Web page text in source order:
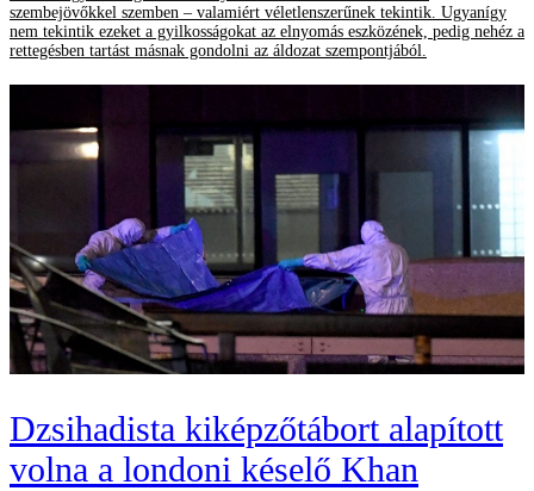
szembejövőkkel szemben – valamiért véletlenszerűnek tekintik. Ugyanígy
nem tekintik ezeket a gyilkosságokat az elnyomás eszközének, pedig nehéz a
rettegésben tartást másnak gondolni az áldozat szempontjából.
Dzsihadista kiképzőtábort alapított
volna a londoni késelő Khan